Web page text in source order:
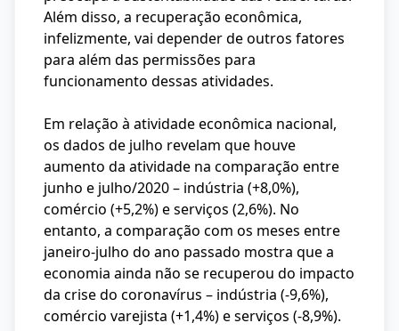
Além disso, a recuperação econômica,
infelizmente, vai depender de outros fatores
para além das permissões para
funcionamento dessas atividades.
Em relação à atividade econômica nacional,
os dados de julho revelam que houve
aumento da atividade na comparação entre
junho e julho/2020 – indústria (+8,0%),
comércio (+5,2%) e serviços (2,6%). No
entanto, a comparação com os meses entre
janeiro-julho do ano passado mostra que a
economia ainda não se recuperou do impacto
da crise do coronavírus – indústria (-9,6%),
comércio varejista (+1,4%) e serviços (-8,9%).